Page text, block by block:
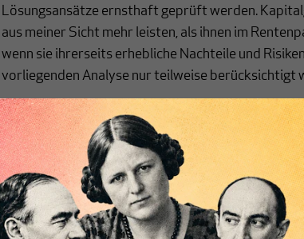
Lösungsansätze ernsthaft geprüft werden.
aus meiner Sicht mehr leisten, als ihnen im
wenn sie ihrerseits erhebliche Nachteile und
vorliegenden Analyse nur teilweise berücksichtigt
Die Rolle der Arbeitsproduktivität
Im deutschen System ist die durchschnittliche
angepasst: der sogenannte Eckrentner mit 45
durchschnittlichem Verdienst erhält gemäß einer
Prozentsatz (h) des Durchschnittsentgelts der
Haltelinie 48 Prozent des